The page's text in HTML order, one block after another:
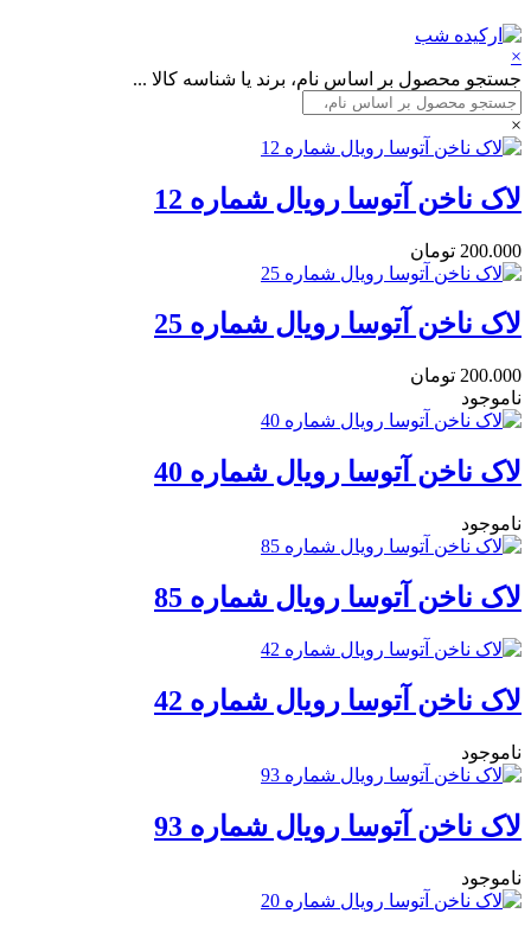
×
جستجو محصول بر اساس نام، برند یا شناسه کالا ...
×
لاک ناخن آتوسا رویال شماره 12
200.000 تومان
لاک ناخن آتوسا رویال شماره 25
200.000 تومان
ناموجود
لاک ناخن آتوسا رویال شماره‌ 40
ناموجود
لاک ناخن آتوسا رویال شماره‌ 85
لاک ناخن آتوسا رویال شماره‌ 42
ناموجود
لاک ناخن آتوسا رویال شماره‌ 93
ناموجود